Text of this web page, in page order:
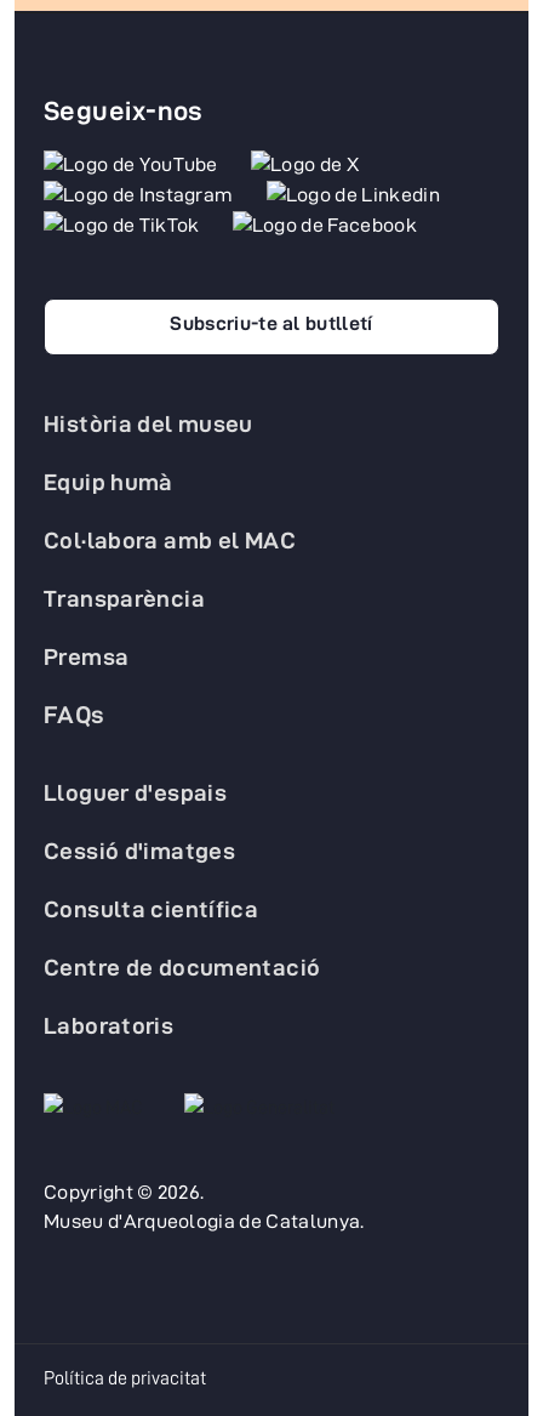
Copyright © 2026.
Museu d'Arqueologia de Catalunya.
Història del museu
Equip humà
Col·labora amb el MAC
Transparència
Premsa
FAQs
Lloguer d'espais
Cessió d'imatges
Consulta científica
Centre de documentació
Laboratoris
Segueix-nos
Subscriu-te al butlletí
Política de privacitat